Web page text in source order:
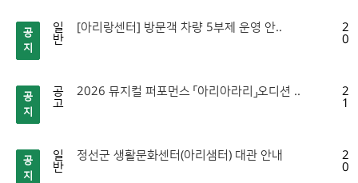
공
지
일
반
[아리랑센터] 방문객 차량 5부제 운영 안..
공
지
공
고
2026 뮤지컬 퍼포먼스 「아리아라리」오디션 ..
공
지
일
반
정선군 생활문화센터(아리샘터) 대관 안내